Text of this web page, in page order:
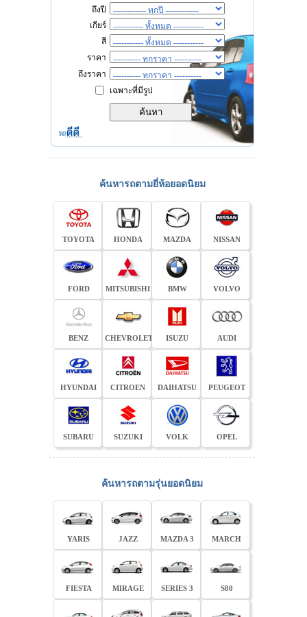
ถึงปี
เกียร์
สี
ราคา
ถึงราคา
เฉพาะที่มีรูป
ค้นหารถตามยี่ห้อยอดนิยม
TOYOTA HONDA MAZDA NISSAN
FORD MITSUBISHI BMW VOLVO
BENZ CHEVROLET ISUZU AUDI
HYUNDAI CITROEN DAIHATSU PEUGEOT
SUBARU SUZUKI VOLK OPEL
ค้นหารถตามรุ่นยอดนิยม
YARIS JAZZ MAZDA 3 MARCH
FIESTA MIRAGE SERIES 3 S80